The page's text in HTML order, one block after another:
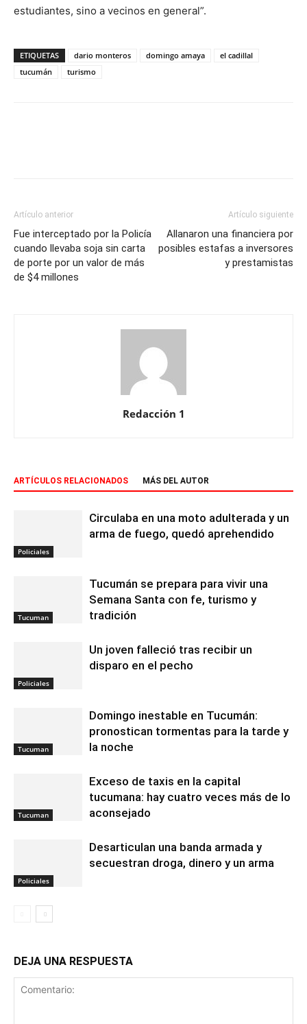
estudiantes, sino a vecinos en general”.
ETIQUETAS dario monteros domingo amaya
el cadillal
tucumán
turismo
Artículo anterior
Fue interceptado por la Policía
cuando llevaba soja sin carta
de porte por un valor de más
de $4 millones
Artículo siguiente
Allanaron una financiera por
posibles estafas a inversores
y prestamistas
Redacción 1
ARTÍCULOS RELACIONADOS MÁS DEL AUTOR
Policiales
Circulaba en una moto adulterada y un
arma de fuego, quedó aprehendido
Tucuman
Tucumán se prepara para vivir una
Semana Santa con fe, turismo y
tradición
Policiales
Un joven falleció tras recibir un
disparo en el pecho
Tucuman
Domingo inestable en Tucumán:
pronostican tormentas para la tarde y
la noche
Tucuman
Exceso de taxis en la capital
tucumana: hay cuatro veces más de lo
aconsejado
Policiales
Desarticulan una banda armada y
secuestran droga, dinero y un arma
DEJA UNA RESPUESTA